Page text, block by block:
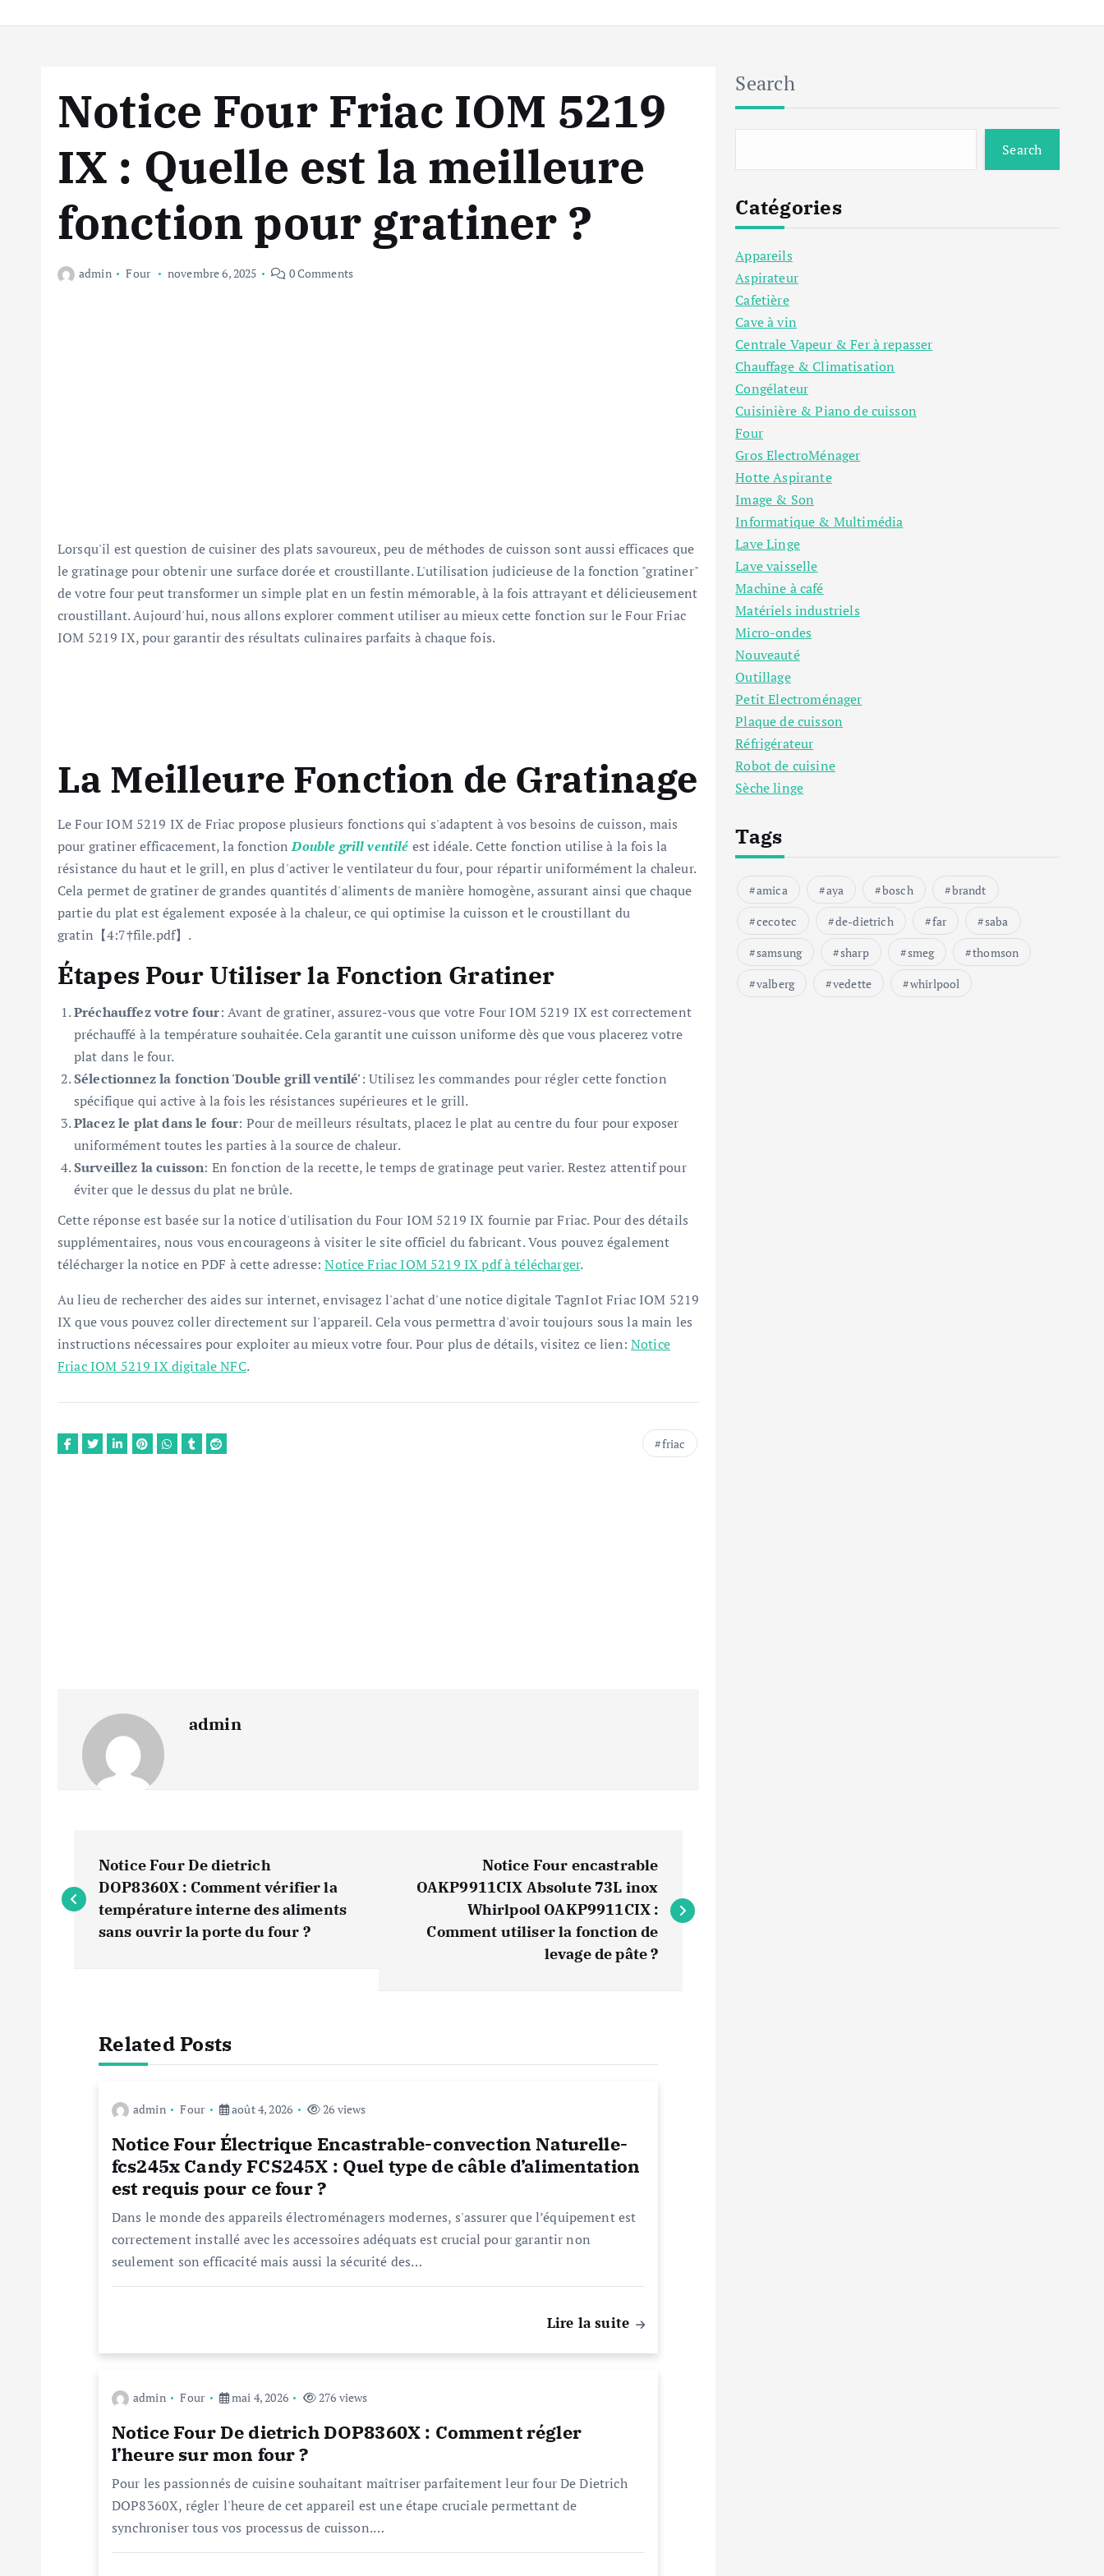
Notice Four Friac IOM 5219
IX : Quelle est la meilleure
fonction pour gratiner ?
admin Four novembre 6, 2025 0 Comments
Lorsqu'il est question de cuisiner des plats savoureux, peu de méthodes de cuisson sont aussi efficaces que
le gratinage pour obtenir une surface dorée et croustillante. L'utilisation judicieuse de la fonction "gratiner"
de votre four peut transformer un simple plat en un festin mémorable, à la fois attrayant et délicieusement
croustillant. Aujourd'hui, nous allons explorer comment utiliser au mieux cette fonction sur le Four Friac
IOM 5219 IX, pour garantir des résultats culinaires parfaits à chaque fois.
La Meilleure Fonction de Gratinage
Le Four IOM 5219 IX de Friac propose plusieurs fonctions qui s'adaptent à vos besoins de cuisson, mais
pour gratiner efficacement, la fonctionDouble grill ventilé est idéale. Cette fonction utilise à la fois la
résistance du haut et le grill, en plus d'activer le ventilateur du four, pour répartir uniformément la chaleur.
Cela permet de gratiner de grandes quantités d'aliments de manière homogène, assurant ainsi que chaque
partie du plat est également exposée à la chaleur, ce qui optimise la cuisson et le croustillant du
gratin【4:7†file.pdf】.
Étapes Pour Utiliser la Fonction Gratiner
Préchauffez votre four: Avant de gratiner, assurez-vous que votre Four IOM 5219 IX est correctement
préchauffé à la température souhaitée. Cela garantit une cuisson uniforme dès que vous placerez votre
plat dans le four.
Sélectionnez la fonction 'Double grill ventilé': Utilisez les commandes pour régler cette fonction
spécifique qui active à la fois les résistances supérieures et le grill.
Placez le plat dans le four: Pour de meilleurs résultats, placez le plat au centre du four pour exposer
uniformément toutes les parties à la source de chaleur.
Surveillez la cuisson: En fonction de la recette, le temps de gratinage peut varier. Restez attentif pour
éviter que le dessus du plat ne brûle.
Cette réponse est basée sur la notice d'utilisation du Four IOM 5219 IX fournie par Friac. Pour des détails
supplémentaires, nous vous encourageons à visiter le site officiel du fabricant. Vous pouvez également
télécharger la notice en PDF à cette adresse:Notice Friac IOM 5219 IX pdf à télécharger.
Au lieu de rechercher des aides sur internet, envisagez l'achat d'une notice digitale TagnIot Friac IOM 5219
IX que vous pouvez coller directement sur l'appareil. Cela vous permettra d'avoir toujours sous la main les
instructions nécessaires pour exploiter au mieux votre four. Pour plus de détails, visitez ce lien: Notice
Friac IOM 5219 IX digitale NFC.
friac
admin
a
Notice Four De dietrich
DOP8360X : Comment vérifier la
température interne des aliments
sans ouvrir la porte du four ?
Notice Four encastrable
OAKP9911CIX Absolute 73L inox
Whirlpool OAKP9911CIX :
Comment utiliser la fonction de
levage de pâte ?
Related Posts
admin Four août 4, 2026 26 views
Notice Four Électrique Encastrable-convection Naturelle-
fcs245x Candy FCS245X : Quel type de câble d’alimentation
est requis pour ce four ?
Dans le monde des appareils électroménagers modernes, s'assurer que l’équipement est
correctement installé avec les accessoires adéquats est crucial pour garantir non
seulement son efficacité mais aussi la sécurité des…
Lire la suite
admin Four mai 4, 2026 276 views
Notice Four De dietrich DOP8360X : Comment régler
l’heure sur mon four ?
Pour les passionnés de cuisine souhaitant maîtriser parfaitement leur four De Dietrich
DOP8360X, régler l'heure de cet appareil est une étape cruciale permettant de
synchroniser tous vos processus de cuisson.…
Search
Search
Catégories
Appareils
Aspirateur
Cafetière
Cave à vin
Centrale Vapeur & Fer à repasser
Chauffage & Climatisation
Congélateur
Cuisinière & Piano de cuisson
Four
Gros ElectroMénager
Hotte Aspirante
Image & Son
Informatique & Multimédia
Lave Linge
Lave vaisselle
Machine à café
Matériels industriels
Micro-ondes
Nouveauté
Outillage
Petit Electroménager
Plaque de cuisson
Réfrigérateur
Robot de cuisine
Sèche linge
Tags
amica aya bosch
brandt
cecotec
de-dietrich far
saba
samsung
sharp smeg
thomson
valberg
vedette whirlpool